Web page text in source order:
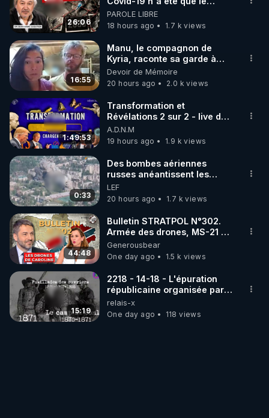
Rendez-vous sur http://rgnr.li/lechoubrave
code : REGENERE10
▶ 30 jours gratuit sur l’application de méditation et
de bien-être ENVOL :
Rendez-vous sur https://www.envol.app/code
le code : REGENERE
26:06
début - L'ARNm & l'ARNm-aa
jusqu où auront-t-il ?
PAROLE LIBRE
18 hours ago
1.7 k views
16:55
Manu, le compagnon de
Kyria, raconte sa garde à
vue musclée. PARTAGEZ!
Devoir de Mémoire
20 hours ago
2.0 k views
1:49:53
Transformation et
Révélations 2 sur 2 - live du
07/08/26
A.D.N.M
19 hours ago
1.9 k views
0:33
Des bombes aériennes
russes anéantissent les
centres de contrôle de
drones de 3 brigades
ukrainienne
LEF
20 hours ago
1.7 k views
44:48
Bulletin STRATPOL N°302.
Armée des drones, MS-21 en
série, missiles coréens.
07.08.2026.
Generousbear
One day ago
1.5 k views
15:19
2218 - 14-18 - L'épuration
républicaine organisée par
les frères de la truelle
relais-x
One day ago
118 views